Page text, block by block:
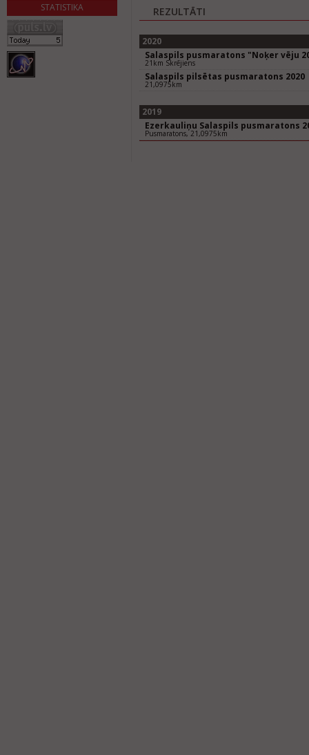
STATISTIKA REZULTĀTI
2020
Salaspils pusmaratons "Noķer vēju
21km Skrējiens
Salaspils pilsētas pusmaratons 2020
21,0975km
2019
Ezerkauliņu Salaspils pusmaratons
Pusmaratons, 21,0975km